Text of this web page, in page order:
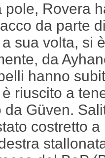
pole, Rovera
da parte
sua volta, si
da
hanno
riuscito a
da Güven.
costretto